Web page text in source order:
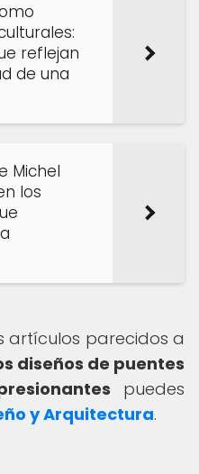
reflejan
de una
Michel
los
artículos parecidos a
diseños de puentes
puedes
y Arquitectura.